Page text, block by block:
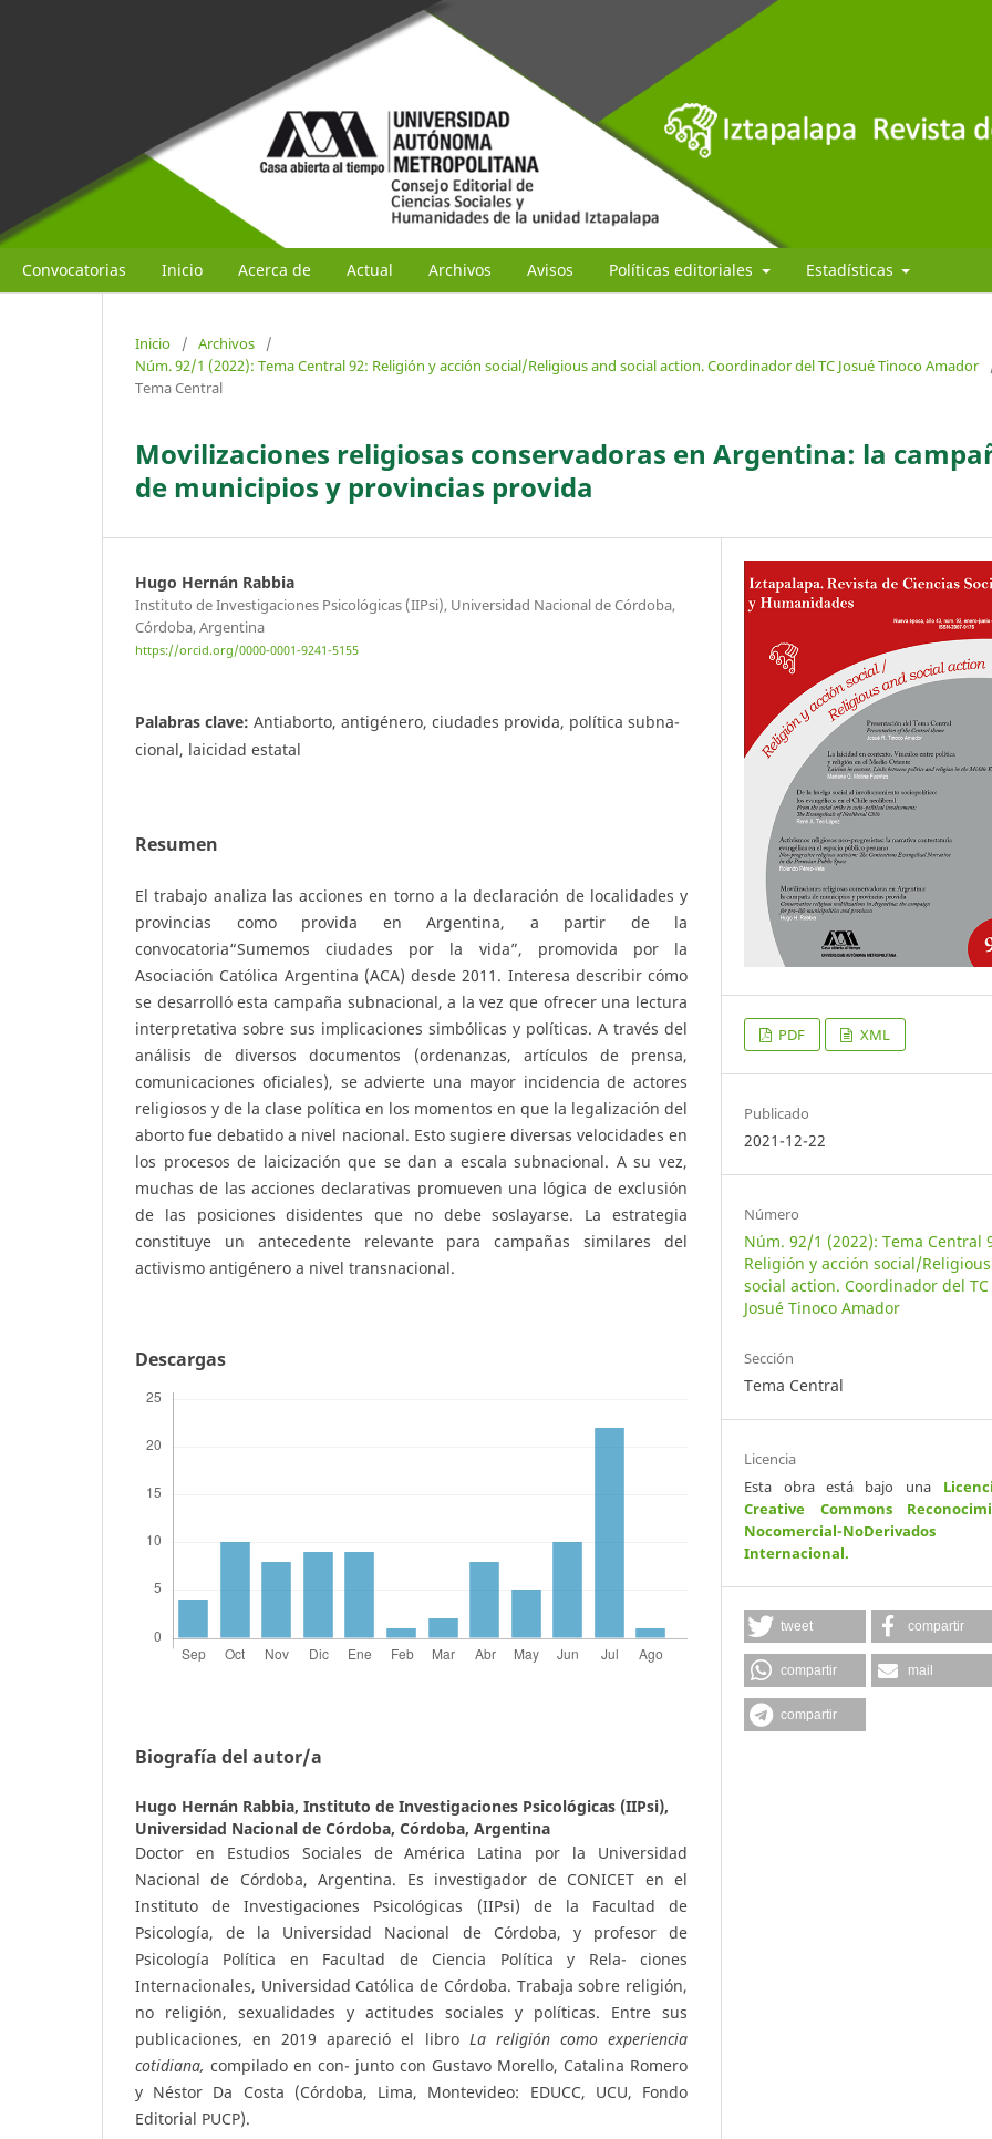
Convocatorias Inicio Acerca de Actual Archivos Avisos Políticas editoriales Estadísticas
Inicio / Archivos
/
Núm. 92/1 (2022): Tema Central 92: Religión y acción social/Religious and social action. Coordinador del TC Josué Tinoco Amador
Tema Central
Movilizaciones religiosas conservadoras en Argentina: la
de municipios y provincias provida
Hugo Hernán Rabbia
Instituto de Investigaciones Psicológicas (IIPsi), Universidad Nacional de Córdoba,
Córdoba, Argentina
https://orcid.org/0000-0001-9241-5155
Palabras clave: Antiaborto, antigénero, ciudades provida, política subna-
cional, laicidad estatal
Resumen
El trabajo analiza las acciones en torno a la declaración de localidades y
provincias como provida en Argentina, a partir de la
convocatoria“Sumemos ciudades por la vida”, promovida por la
Asociación Católica Argentina (ACA) desde 2011. Interesa describir cómo
se desarrolló esta campaña subnacional, a la vez que ofrecer una lectura
interpretativa sobre sus implicaciones simbólicas y políticas. A través del
análisis de diversos documentos (ordenanzas, artículos de prensa,
comunicaciones oficiales), se advierte una mayor incidencia de actores
religiosos y de la clase política en los momentos en que la legalización del
aborto fue debatido a nivel nacional. Esto sugiere diversas velocidades en
los procesos de laicización que se dan a escala subnacional. A su vez,
muchas de las acciones declarativas promueven una lógica de exclusión
de las posiciones disidentes que no debe soslayarse. La estrategia
constituye un antecedente relevante para campañas similares del
activismo antigénero a nivel transnacional.
Descargas
Biografía del autor/a
Hugo Hernán Rabbia, Instituto de Investigaciones Psicológicas (IIPsi),
Universidad Nacional de Córdoba, Córdoba, Argentina
Doctor en Estudios Sociales de América Latina por la Universidad
Nacional de Córdoba, Argentina. Es investigador de CONICET en el
Instituto de Investigaciones Psicológicas (IIPsi) de la Facultad de
Psicología, de la Universidad Nacional de Córdoba, y profesor de
Psicología Política en Facultad de Ciencia Política y Rela- ciones
Internacionales, Universidad Católica de Córdoba. Trabaja sobre religión,
no religión, sexualidades y actitudes sociales y políticas. Entre sus
publicaciones, en 2019 apareció el libro La religión como experiencia
cotidiana, compilado en con- junto con Gustavo Morello, Catalina Romero
y Néstor Da Costa (Córdoba, Lima, Montevideo: EDUCC, UCU, Fondo
Editorial PUCP).
PDF XML
Publicado
2021-12-22
Número
Núm. 92/1 (2022): Tema Central
Religión y acción social/
social action. Coordinador del TC
Josué Tinoco Amador
Sección
Tema Central
Licencia
Esta obra está bajo una
Creative Commons
Nocomercial-
Internacional.
tweet compartir
compartir mail
compartir